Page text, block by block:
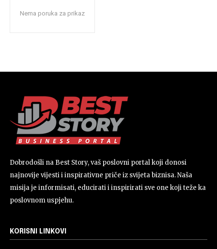
Nema poruka za prikaz
Dobrodošli na Best Story, vaš poslovni portal koji donosi
najnovije vijesti i inspirativne priče iz svijeta biznisa. Naša
misija je informisati, educirati i inspirirati sve one koji teže ka
poslovnom uspjehu.
KORISNI LINKOVI